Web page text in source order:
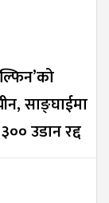
साङ्घाईमा
उडान रद्द